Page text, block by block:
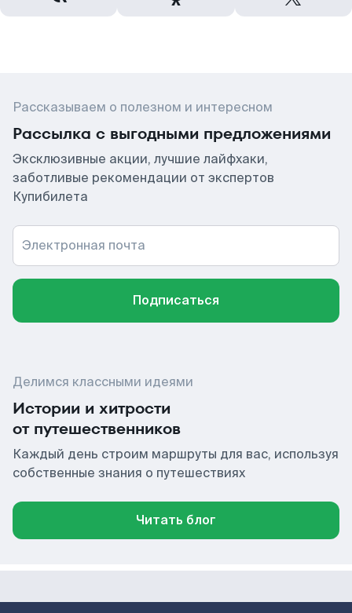
Рассказываем о полезном и интересном
Рассылка с выгодными предложениями
Эксклюзивные акции, лучшие лайфхаки,
заботливые рекомендации от экспертов
Купибилета
Электронная почта
Подписаться
Делимся классными идеями
Истории и хитрости
от путешественников
Каждый день строим маршруты для вас, используя
собственные знания о путешествиях
Читать блог